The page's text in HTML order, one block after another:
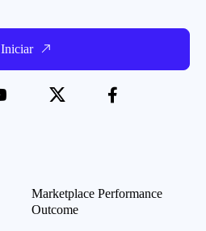
Iniciar
Marketplace Performance
Outcome